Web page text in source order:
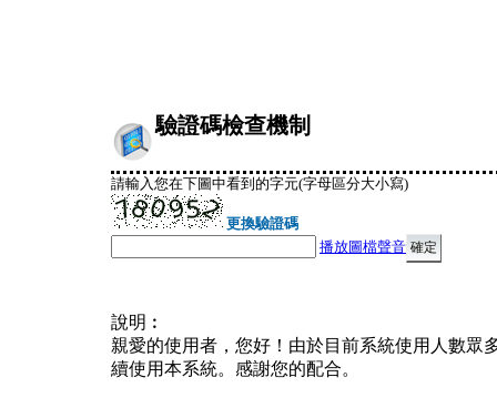
驗證碼檢查機制
請輸入您在下圖中看到的字元(字母區分大小寫)
更換驗證碼
播放圖檔聲音
說明︰
親愛的使用者，您好！由於目前系統使用人數眾
續使用本系統。感謝您的配合。